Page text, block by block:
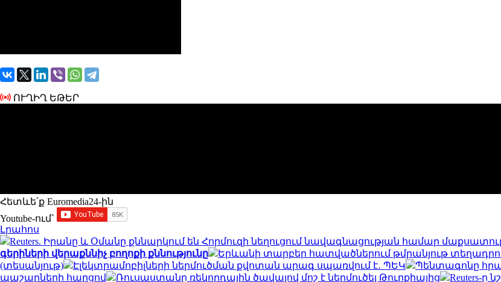
ՈՒՂԻՂ ԵԹԵՐ
Հետևե՛ք Euromedia24-ին
Youtube-ում`
Լրահոս
Reuters. Իրանը և Օմանը քննարկում են Հորմուզի նեղուցում նավագնացության համար
գերիների վերաքննիչ բողոքի քննությունը
Երևանի տարբեր հատվածներում թմրանյութ
(տեսանյութ)
Էլեկտրամոբիլների ներմուծման քվոտան արագ սպառվում է․ ՊԵԿ
Պենտագոնը
պաշարների հարցով
Ռուսաստանը ռեկորդային ծավալով մոշ է ներմուծել Թուրքիայից
Reuters-